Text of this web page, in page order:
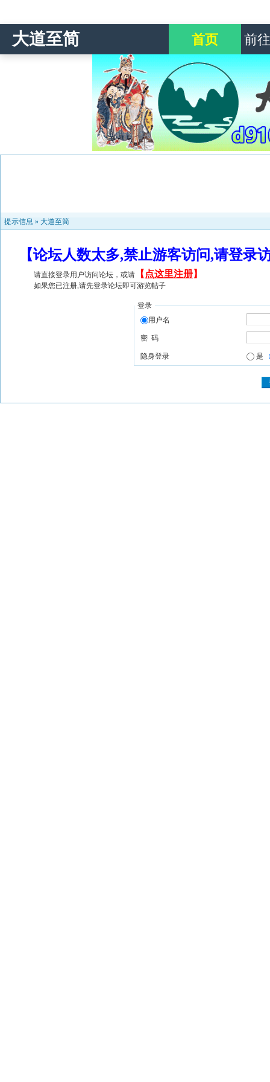
大道至简 首页 前
提示信息 » 大道至简
【论坛人数太多,禁止游客访问,请登
请直接登录用户访问论坛，或请 【 点这里注册】
如果您已注册,请先登录论坛即可游览帖子
登录
用户名
密 码
隐身登录 是